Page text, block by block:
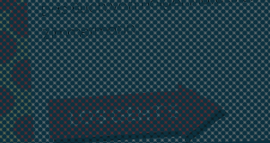
Zimmermann
LOS GEHT'S